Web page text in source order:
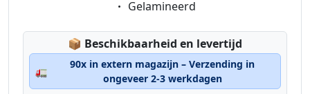
Eigenschaft:
Gelamineerd
📦 Lagerstatus:
Beschikbaarheid en levertijd
🚛
90x in extern magazijn – Verzending in
ongeveer 2-3 werkdagen